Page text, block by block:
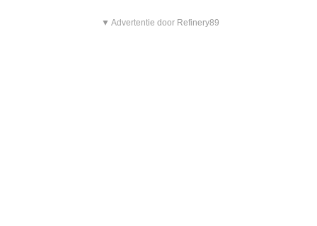
▼ Advertentie door Refinery89